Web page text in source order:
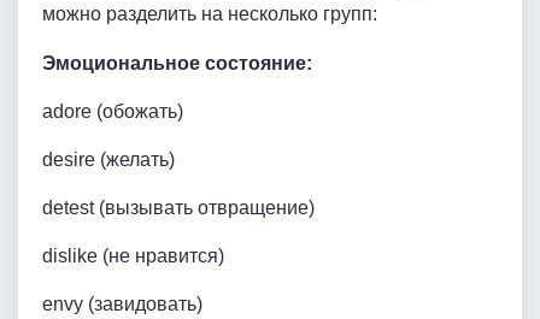
можно разделить на несколько групп:
Эмоциональное состояние:
adore (обожать)
desire (желать)
detest (вызывать отвращение)
dislike (не нравится)
envy (завидовать)